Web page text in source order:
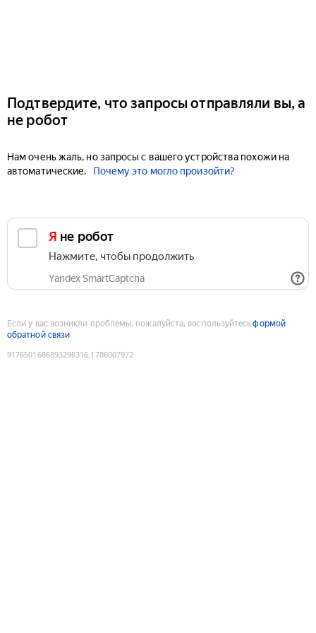
Подтвердите, что запросы отправляли вы, а
не робот
Нам очень жаль, но запросы с вашего устройства похожи на
автоматические.
Почему это могло произойти?
Я не робот
Нажмите, чтобы продолжить
Yandex SmartCaptcha
Если у вас возникли проблемы, пожалуйста, воспользуйтесьформой
обратной связи
9176501686893298316:1786007972